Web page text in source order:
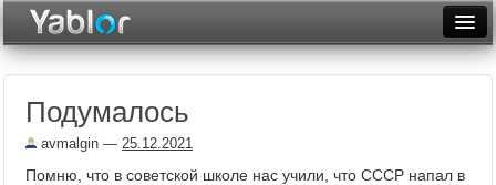
Подумалось
avmalgin — 25.12.2021
Помню, что в советской школе нас учили, что СССР напал в